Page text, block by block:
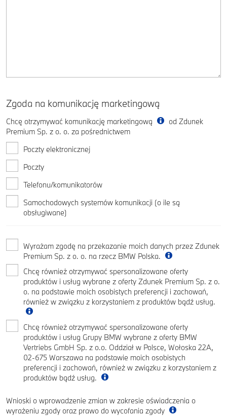
Zgoda na komunikację marketingową
Chcę otrzymywać komunikację marketingową
od Zdunek
Premium Sp. z o. o. za pośrednictwem
Poczty elektronicznej
Poczty
Telefonu/komunikatorów
Samochodowych systemów komunikacji (o ile są
obsługiwane)
Wyrażam zgodę na przekazanie moich danych przez Zdunek
Premium Sp. z o. o. na rzecz BMW Polska.
Chcę również otrzymywać spersonalizowane oferty
produktów i usług wybrane z oferty Zdunek Premium Sp. z o.
o. na podstawie moich osobistych preferencji i zachowań,
również w związku z korzystaniem z produktów bądź usług.
Chcę również otrzymywać spersonalizowane oferty
produktów i usług Grupy BMW wybrane z oferty BMW
Vertriebs GmbH Sp. z o.o. Oddział w Polsce, Wołoska 22A,
02-675 Warszawa na podstawie moich osobistych
preferencji i zachowań, również w związku z korzystaniem z
produktów bądź usług.
Wnioski o wprowadzenie zmian w zakresie oświadczenia o
wyrażeniu zgody oraz prawo do wycofania zgody